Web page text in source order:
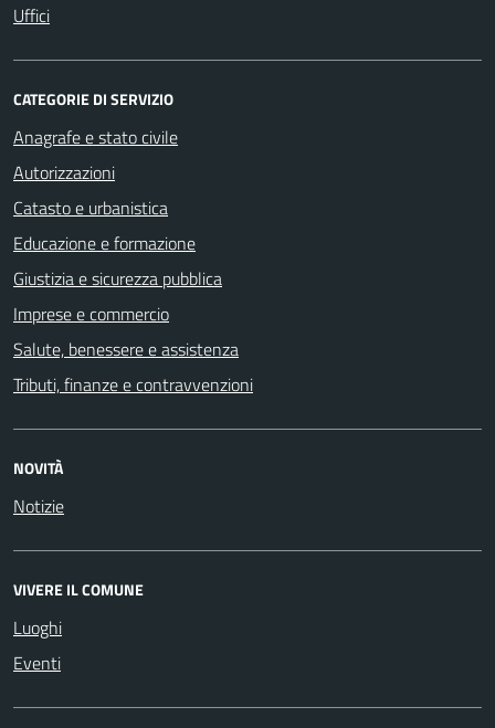
Uffici
CATEGORIE DI SERVIZIO
Anagrafe e stato civile
Autorizzazioni
Catasto e urbanistica
Educazione e formazione
Giustizia e sicurezza pubblica
Imprese e commercio
Salute, benessere e assistenza
Tributi, finanze e contravvenzioni
NOVITÀ
Notizie
VIVERE IL COMUNE
Luoghi
Eventi